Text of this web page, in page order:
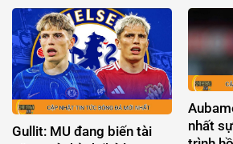
và Iraq chạm tay vào giấc mơ
World Cup đang chờ đợi phía
trước. Hai đội bóng đầy khao
khát này sẽ đụng độ nhau trong
trận chiến không khoan nhượng
vào 23h00 ngày 13/11. …
thổi
khi Hiệp
nghiệp
tay áo’
giải đấu.
League
…
Gullit: MU đang biến tài
nhất